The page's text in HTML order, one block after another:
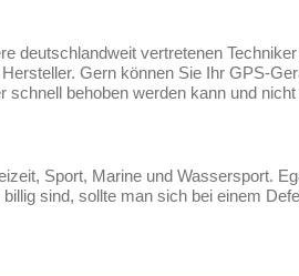
deutschlandweit vertretenen
Gern können Sie Ihr GPS-
behoben werden kann und
Sport, Marine und Wassersport.
sind, sollte man sich bei einem